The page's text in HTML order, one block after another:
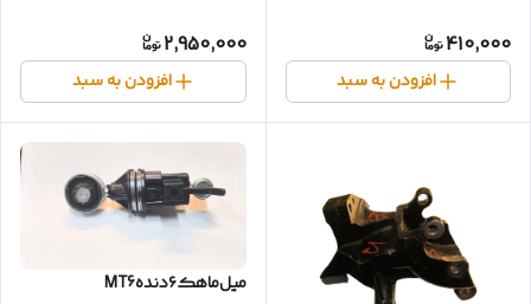
410,000
افزودن به سبد
2,950,000
افزودن به سبد
میل‌ماهک‌۶دندهMT6